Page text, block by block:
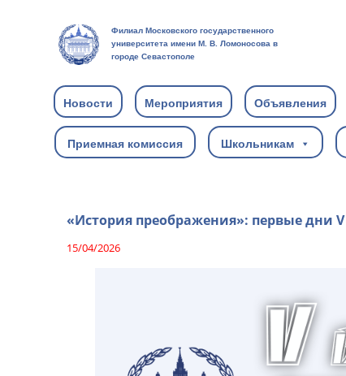
Филиал Московского государственного
университета имени М. В. Ломоносова в
городе Севастополе
Новости Мероприятия Объявления
Приемная комиссия Школьникам
«История преображения»: первые дни
15/04/2026